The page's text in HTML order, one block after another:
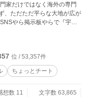
、ただただ平らな大地が広が
いる』だとか騒ぎに騒ぎま
その男女二人の事件後の物語である。
位 / 53,357件
ちょっとチート
想数 11
文字数 63,865